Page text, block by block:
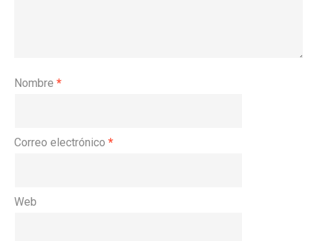
Nombre *
Correo electrónico *
Web